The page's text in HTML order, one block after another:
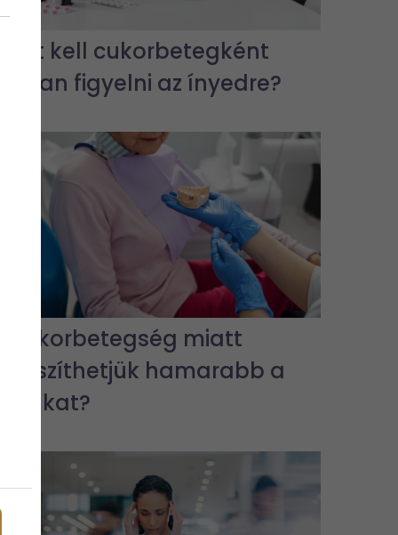
Miért kell cukorbetegként
jobban figyelni az ínyedre?
A cukorbetegség miatt
elveszíthetjük hamarabb a
fogakat?